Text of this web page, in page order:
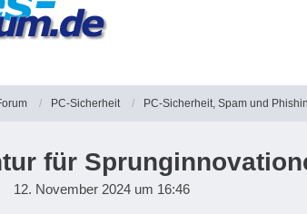
PC-Sicherheit PC-Sicherheit, Spam und
für
12. November 2024 um 16:46